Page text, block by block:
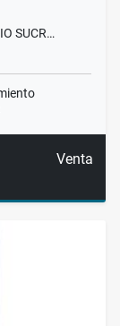
SUCR…
Venta